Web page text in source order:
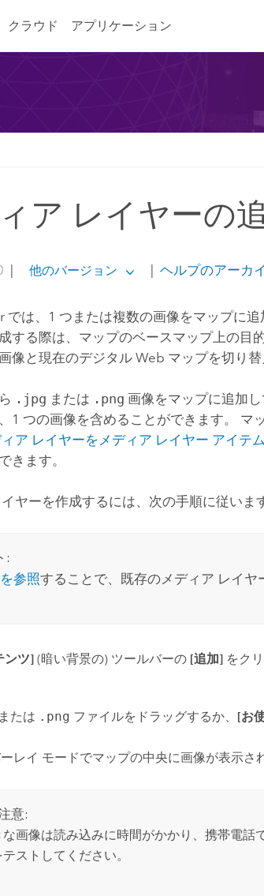
クラウド アプリケーション
ア レイヤーの
| 他のバージョン | ヘルプのアーカ
では、1 つまたは複数の画像をマップに
する際は、マップのベースマップ上の目
像と現在のデジタル Web マップを切り
.jpg または .png 画像をマップに追加
1 つの画像を含めることができます。 マ
ア レイヤーをメディア レイヤー アイテ
きます。
ヤーを作成するには、次の手順に従いま
:
参照することで、既存のメディア レイヤ
ンツ] (暗い背景の) ツールバーの [追加] をク
たは .png ファイルをドラッグするか、 [お
レイ モードでマップの中央に画像が表示さ
意:
画像は読み込みに時間がかかり、携帯電話
ストしてください。